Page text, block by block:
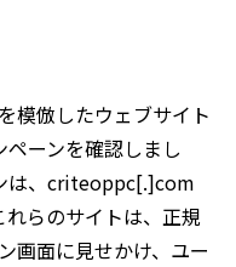
模倣したウェブサイト
ーンを確認しまし
は、criteoppc[.]com
らのサイトは、正規
画面に見せかけ、ユー